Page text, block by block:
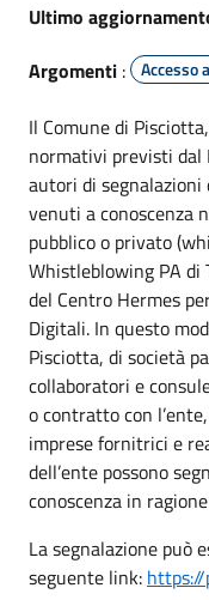
Ultimo
Argomenti : Accesso
Il Comune di
normativi previsti dal
autori di
venuti a conoscenza
pubblico o privato
Whistleblowing PA
del Centro Hermes
Digitali. In questo
Pisciotta, di società
collaboratori e
o contratto con
imprese fornitrici e
dell’ente possono
conoscenza in
La segnalazione può
seguente link: